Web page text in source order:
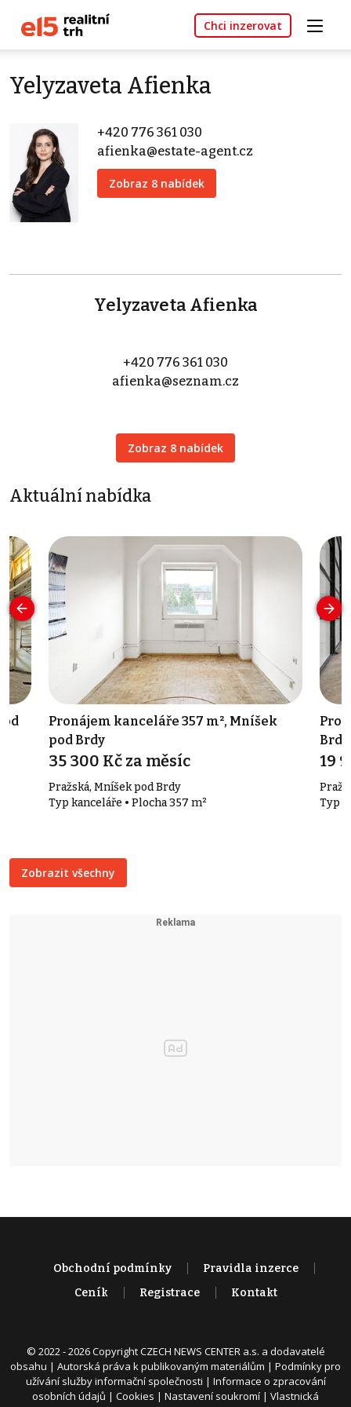
Chci inzerovat
Yelyzaveta Afienka
+420 776 361 030
afienka@estate-agent.cz
Zobraz 8 nabídek
Yelyzaveta Afienka
+420 776 361 030
afienka@seznam.cz
Zobraz 8 nabídek
Aktuální nabídka
Pronájem kanceláře 357 m², Mníšek
pod Brdy
35 300 Kč za měsíc
Pražská, Mníšek pod Brdy
Typ kanceláře • Plocha 357 m²
Brdy
19
Typ
Zobrazit všechny
Obchodní podmínky
Pravidla inzerce
Ceník
Registrace Kontakt
© 2022 - 2026 Copyright CZECH NEWS CENTER a.s. a dodavatelé
obsahu | Autorská práva k publikovaným materiálům | Podmínky pro
užívání služby informační společnosti | Informace o zpracování
osobních údajů | Cookies | Nastavení soukromí | Vlastnická